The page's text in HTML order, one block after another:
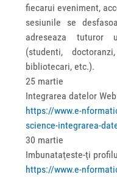
fiecarui eveniment,
sesiunile se
adreseaza tuturor
(studenti,
bibliotecari, etc.).
25 martie
Integrarea datelor
https://www.e-
science-integrarea-
30 martie
Imbunataţeste-ţi
https://www.e-